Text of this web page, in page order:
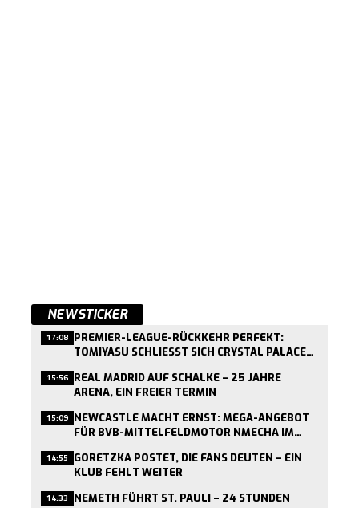
NEWSTICKER
17:08 PREMIER-LEAGUE-RÜCKKEHR PERFEKT:
TOMIYASU SCHLIESST SICH CRYSTAL PALACE A
15:56 REAL MADRID AUF SCHALKE – 25 JAHRE
ARENA, EIN FREIER TERMIN
15:09 NEWCASTLE MACHT ERNST: MEGA-ANGEBOT
FÜR BVB-MITTELFELDMOTOR NMECHA IM
14:55 GORETZKA POSTET, DIE FANS DEUTEN – EIN
KLUB FEHLT WEITER
14:33 NEMETH FÜHRT ST. PAULI – 24 STUNDEN